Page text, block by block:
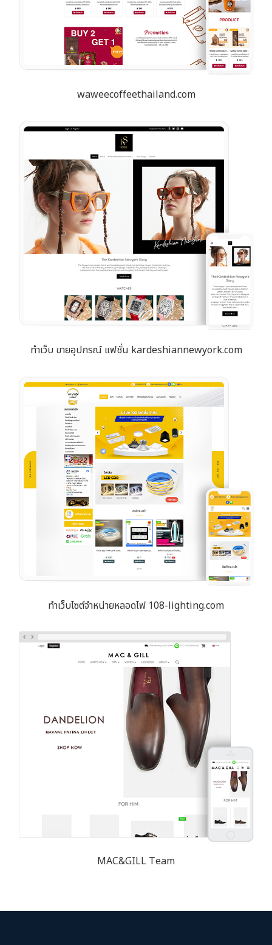
waweecoffeethailand.com
ทำเว็บ ขายอุปกรณ์ แฟชั่น kardeshiannewyork.com
ทำเว็บไซต์จำหน่ายหลอดไฟ 108-lighting.com
MAC&GILL Team